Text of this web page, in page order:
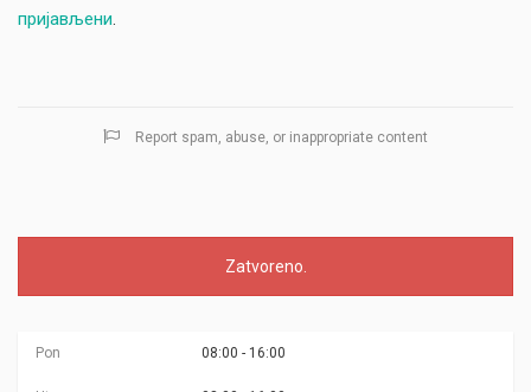
пријављени.
Report spam, abuse, or inappropriate content
Zatvoreno.
Pon 08:00 - 16:00